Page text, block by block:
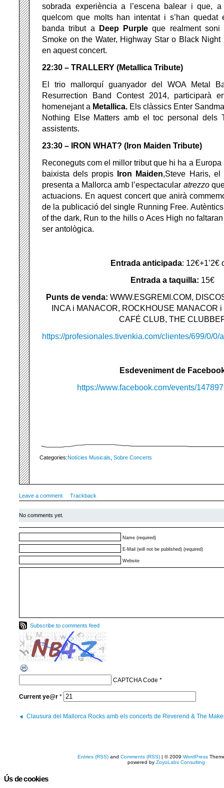
sobrada experiència a l’escena balear i que,
quelcom que molts han intentat i s’han quedat
banda tribut a
Deep Purple que realment
Smoke on the Water, Highway Star o Black
en aquest concert.
22:30 – TRALLERY (Metallica Tribute)
El trio mallorquí guanyador del WOA Metal
Resurrection Band Contest 2014, participarà
homenejant a Metallica. Els clàssics Enter
Nothing Else Matters amb el toc personal dels
assistents.
23:30 – IRON WHAT? (Iron Maiden Tribute)
Reconeguts com el millor tribut que hi ha a
baixista dels propis
Iron Maiden,Steve Haris,
presenta a Mallorca amb l’espectacular atrezzo
actuacions. En aquest concert que anirà
de la publicació del single Running Free.
of the dark, Run to the hills o Aces High no
ser antològica.
Entrada anticipada: 12€+1’2€
Entrada a taquilla: 15€
Punts de venda: WWW.ESGREMI.COM,
INCA i MANACOR, ROCKHOUSE MANACOR
CAFÉ CLUB, THE
https://profesionales.tivenkia.com/clientes/699/0/
Esdeveniment de
https://www.facebook.com/events/
Categories:Notícies Musicals Sobre Concerts
Leave a comment Trackback
No comments yet.
Name (required)
E-Mail (will not be published) (required)
Website
Subscribe to comments feed
CAPTCHA Code *
Current ye@r *
Clausura del Mallorca Rocks amb els concerts de Reverend & The
Entries (RSS) andComments (RSS) | © 2009WordPress
powered byZoyoLabs Consulting
Ús de cookies